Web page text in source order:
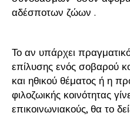
αδέσποτων ζώων .
Το αν υπάρχει
επίλυσης ενός σοβαρού
και ηθικού θέματος ή η
φιλοζωικής κοινότητας
επικοινωνιακούς, θα το